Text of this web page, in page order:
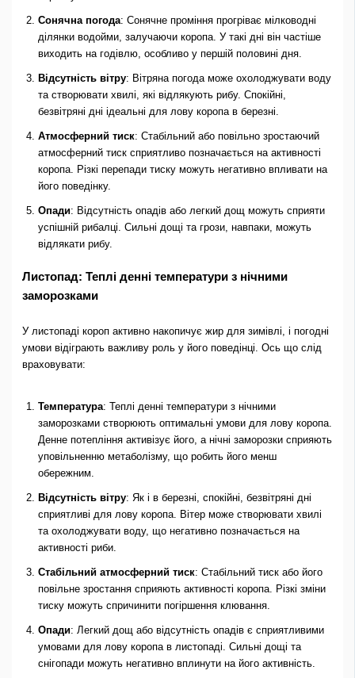
Сонячна погода: Сонячне проміння прогріває мілководні
ділянки водойми, залучаючи коропа. У такі дні він частіше
виходить на годівлю, особливо у першій половині дня.
Відсутність вітру: Вітряна погода може охолоджувати воду
та створювати хвилі, які відлякують рибу. Спокійні,
безвітряні дні ідеальні для лову коропа в березні.
Атмосферний тиск: Стабільний або повільно зростаючий
атмосферний тиск сприятливо позначається на активності
коропа. Різкі перепади тиску можуть негативно впливати на
його поведінку.
Опади: Відсутність опадів або легкий дощ можуть сприяти
успішній рибалці. Сильні дощі та грози, навпаки, можуть
відлякати рибу.
Листопад: Теплі денні температури з нічними
заморозками
У листопаді короп активно накопичує жир для зимівлі, і погодні
умови відіграють важливу роль у його поведінці. Ось що слід
враховувати:
Температура: Теплі денні температури з нічними
заморозками створюють оптимальні умови для лову коропа.
Денне потепління активізує його, а нічні заморозки сприяють
уповільненню метаболізму, що робить його менш
обережним.
Відсутність вітру: Як і в березні, спокійні, безвітряні дні
сприятливі для лову коропа. Вітер може створювати хвилі
та охолоджувати воду, що негативно позначається на
активності риби.
Стабільний атмосферний тиск: Стабільний тиск або його
повільне зростання сприяють активності коропа. Різкі зміни
тиску можуть спричинити погіршення клювання.
Опади: Легкий дощ або відсутність опадів є сприятливими
умовами для лову коропа в листопаді. Сильні дощі та
снігопади можуть негативно вплинути на його активність.